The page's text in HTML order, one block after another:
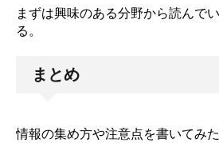
まずは興味のある分野から読んで
る。
まとめ
情報の集め方や注意点を書いてみた